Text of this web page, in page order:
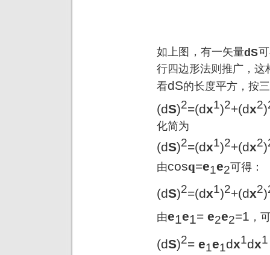
如上图，有一矢量dS
行四边形法则推广，这
看dS的长度平方，按
(dS)2=(dx1)2+(dx2)
化简为
(dS)2=(dx1)2+(dx2)
由cosq=e1e2可得：
(dS)2=(dx1)2+(dx2)
由e1e1= e2e2=1 ，
(dS)2= e1e1dx1dx1